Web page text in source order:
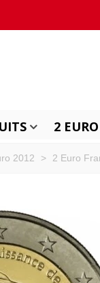
2
2012 > 2 Euro